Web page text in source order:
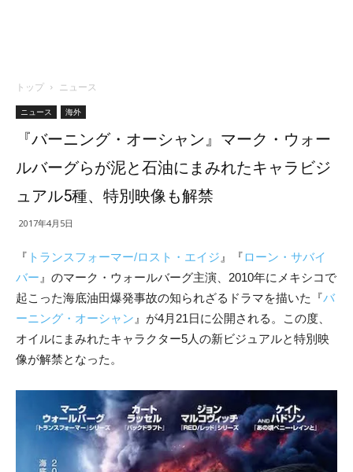
トップ ニュース
ニュース 海外
『バーニング・オーシャン』マーク・ウォー
ルバーグらが泥と石油にまみれたキャラビジ
ュアル5種、特別映像も解禁
2017年4月5日
『 トランスフォーマー/ロスト・エイジ 』『ローン・サバイ
バー 』のマーク・ウォールバーグ主演、2010年にメキシコで
起こった海底油田爆発事故の知られざるドラマを描いた『バ
ーニング・オーシャン 』が4月21日に公開される。この度、
オイルにまみれたキャラクター5人の新ビジュアルと特別映
像が解禁となった。